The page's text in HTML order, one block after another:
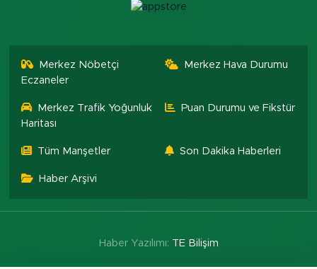
Merkez Nöbetçi
Eczaneler
Merkez Hava Durumu
Merkez Trafik Yoğunluk
Haritası
Puan Durumu ve Fikstür
Tüm Manşetler Son Dakika Haberleri
Haber Arşivi
Haber Yazılımı: TE Bilişim